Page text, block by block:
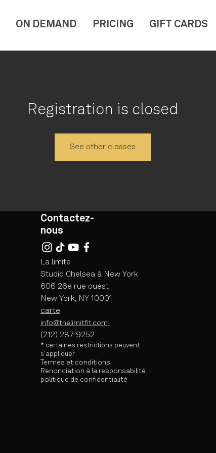
ON DEMAND PRICING GIFT CARDS
Registration is closed
See other classes
Contactez-
nous
La limite
Studio Chelsea à New York
606 26e rue ouest
New York, NY 10001
carte
info@thelimitfit.com
(212) 287-9252
* certaines restrictions peuvent
s'appliquer
Termes et conditions
Renonciation à la responsabilité
politique de confidentialité